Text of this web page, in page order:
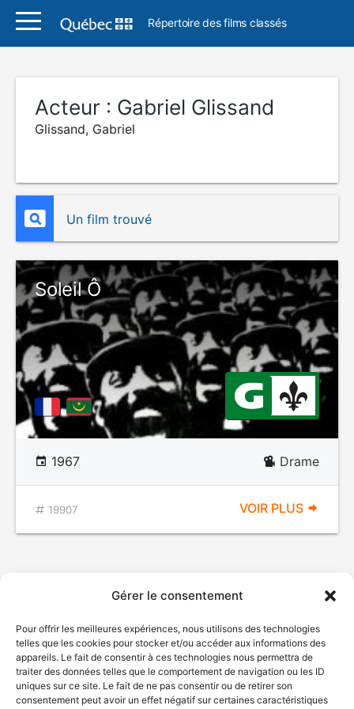
Gérer le consentement
Pour offrir les meilleures expériences, nous utilisons des technologies
telles que les cookies pour stocker et/ou accéder aux informations des
appareils. Le fait de consentir à ces technologies nous permettra de
traiter des données telles que le comportement de navigation ou les ID
uniques sur ce site. Le fait de ne pas consentir ou de retirer son
consentement peut avoir un effet négatif sur certaines caractéristiques
Répertoire des films classés
Acteur : Gabriel Glissand
Glissand, Gabriel
Un film trouvé
Soleil Ô
1967 Drame
19907 VOIR PLUS